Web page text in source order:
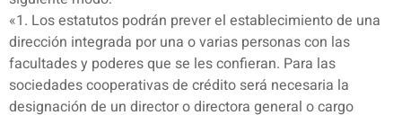
«1. Los estatutos podrán prever el establecimiento de una
dirección integrada por una o varias personas con las
facultades y poderes que se les confieran. Para las
sociedades cooperativas de crédito será necesaria la
designación de un director o directora general o cargo